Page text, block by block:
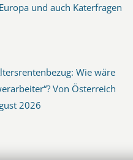
und auch Katerfragen
Wie wäre
Von Österreich
2026